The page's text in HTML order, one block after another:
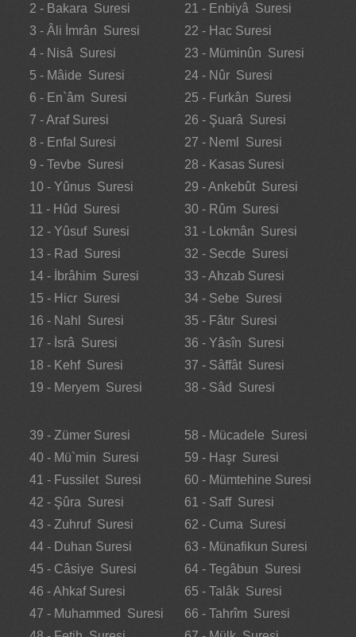
2 - Bakara Suresi
3 - Âli İmrân Suresi
4 - Nisâ Suresi
5 - Mâide Suresi
6 - En`âm Suresi
7 - Araf Suresi
8 - Enfal Suresi
9 - Tevbe Suresi
10 - Yûnus Suresi
11 - Hûd Suresi
12 - Yûsuf Suresi
13 - Rad Suresi
14 - İbrâhim Suresi
15 - Hicr Suresi
16 - Nahl Suresi
17 - İsrâ Suresi
18 - Kehf Suresi
19 - Meryem Suresi
21 - Enbiyâ Suresi
22 - Hac Suresi
23 - Müminûn Suresi
24 - Nûr Suresi
25 - Furkân Suresi
26 - Şuarâ Suresi
27 - Neml Suresi
28 - Kasas Suresi
29 - Ankebût Suresi
30 - Rûm Suresi
31 - Lokmân Suresi
32 - Secde Suresi
33 - Ahzab Suresi
34 - Sebe Suresi
35 - Fâtır Suresi
36 - Yâsîn Suresi
37 - Sâffât Suresi
38 - Sâd Suresi
39 - Zümer Suresi
40 - Mü`min Suresi
41 - Fussilet Suresi
42 - Şûra Suresi
43 - Zuhruf Suresi
44 - Duhan Suresi
45 - Câsiye Suresi
46 - Ahkaf Suresi
47 - Muhammed Suresi
58 - Mücadele Suresi
59 - Haşr Suresi
60 - Mümtehine Suresi
61 - Saff Suresi
62 - Cuma Suresi
63 - Münafikun Suresi
64 - Tegâbun Suresi
65 - Talâk Suresi
66 - Tahrîm Suresi